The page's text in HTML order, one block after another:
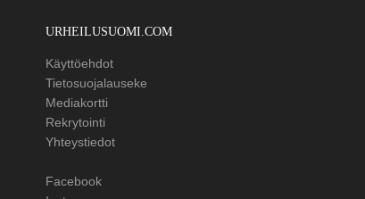
URHEILUSUOMI.COM
Käyttöehdot
Tietosuojalauseke
Mediakortti
Rekrytointi
Yhteystiedot
Facebook